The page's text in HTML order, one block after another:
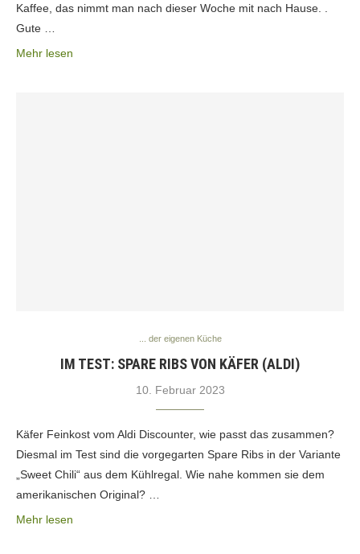
Kaffee, das nimmt man nach dieser Woche mit nach Hause. .
Gute …
Mehr lesen
... der eigenen Küche
IM TEST: SPARE RIBS VON KÄFER (ALDI)
10. Februar 2023
Käfer Feinkost vom Aldi Discounter, wie passt das zusammen?
Diesmal im Test sind die vorgegarten Spare Ribs in der Variante
„Sweet Chili“ aus dem Kühlregal. Wie nahe kommen sie dem
amerikanischen Original? …
Mehr lesen